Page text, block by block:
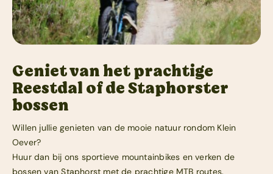
Geniet van het prachtige
Reestdal of de Staphorster
bossen
Willen jullie genieten van de mooie natuur rondom Klein
Oever?
Huur dan bij ons sportieve mountainbikes en verken de
bossen van Staphorst met de prachtige MTB routes.